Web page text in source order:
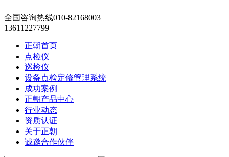
全国咨询热线010-82168003
13611227799
正朝首页
点检仪
巡检仪
设备点检定修管理系统
成功案例
正朝产品中心
行业动态
资质认证
关于正朝
诚邀合作伙伴